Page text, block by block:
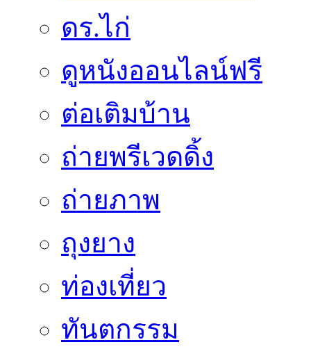
ดร.ไก่
ดูหนังออนไลน์ฟรี
ต่อเติมบ้าน
ถ่ายพรีเวดดิ้ง
ถ่ายภาพ
ถุงยาง
ท่องเที่ยว
ทันตกรรม